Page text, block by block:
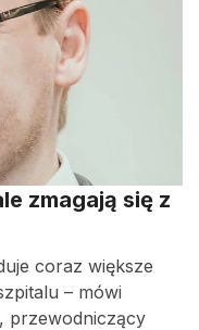
zmagają się z
coraz większe
– mówi
przewodniczący